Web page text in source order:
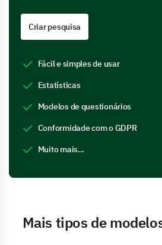
Criar pesquisa
Fácil e simples de usar
Estatísticas
Modelos de questionários
Conformidade com o GDPR
Muito mais...
Mais tipos de